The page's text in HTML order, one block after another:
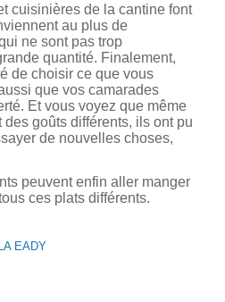
cuisinières de la cantine font
au plus de
ne sont pas trop
quantité. Finalement,
de choisir ce que vous
que vos camarades
Et vous voyez que même
goûts différents, ils ont pu
de nouvelles choses,
peuvent enfin aller manger
ces plats différents.
EADY